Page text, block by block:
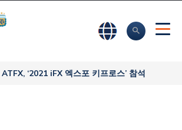
ATFX, ‘2021 iFX 엑스포 키프로스’ 참석